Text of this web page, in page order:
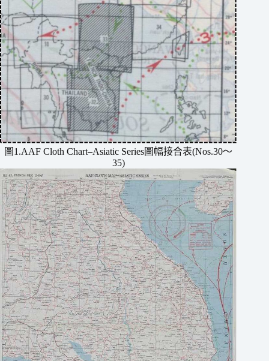
圖1.AAF Cloth Chart–Asiatic Series圖幅接合表(Nos.30〜
35)